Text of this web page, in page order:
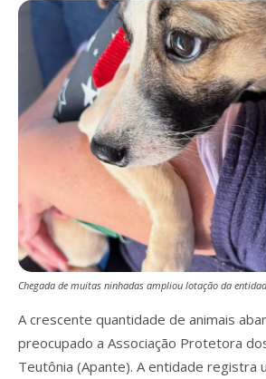
Chegada de muitas ninhadas ampliou lotação da
A crescente quantidade de animais
preocupado a Associação Protetora
Teutônia (Apante). A entidade registra